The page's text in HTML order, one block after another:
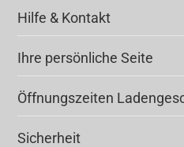
Hilfe & Kontakt
Ihre persönliche Seite
Öffnungszeiten
Sicherheit